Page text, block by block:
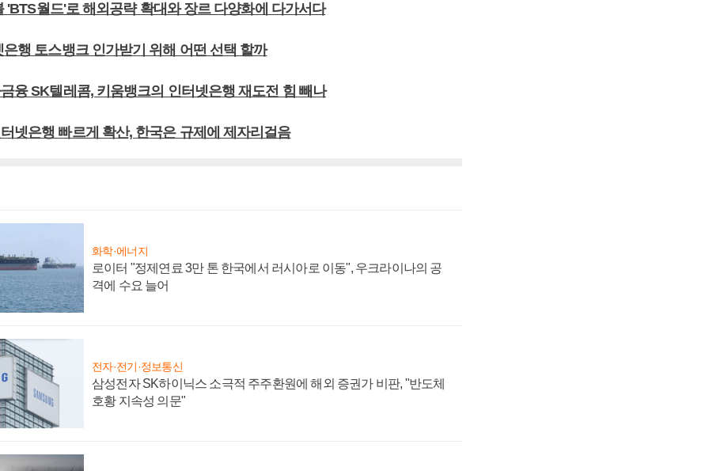
'BTS월드'로 해외공략 확대와 장르 다양화에 다가서다
행 토스뱅크 인가받기 위해 어떤 선택 할까
융 SK텔레콤, 키움뱅크의 인터넷은행 재도전 힘 빼나
넷은행 빠르게 확산, 한국은 규제에 제자리걸음
화학·에너지
로이터 "정제연료 3만 톤 한국에서 러시아로 이동", 우크라이나의 공
격에 수요 늘어
전자·전기·정보통신
삼성전자 SK하이닉스 소극적 주주환원에 해외 증권가 비판, "반도체
호황 지속성 의문"